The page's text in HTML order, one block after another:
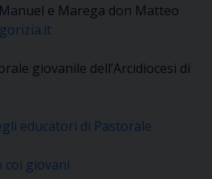
e Marega don Matteo
giovanile dell’Arcidiocesi di
educatori di Pastorale
coi giovani